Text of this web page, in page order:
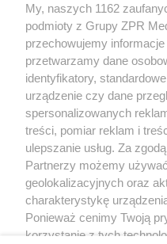
Żaden utwór zamieszczony w
rozpowszechniany lub dalej
tym także elektroniczny lub
eksploatacji w jakiejkolwiek
bez pisemnej zgody właściciela
wykorzystanie utworów w całości
bez właściwej zgody, jest
prawnie.
My, naszych 1162
podmioty z Grupy ZPR
przechowujemy
przetwarzamy dane
identyfikatory,
urządzenie czy dane
spersonalizowanych
treści, pomiar reklam i
ulepszanie usług. Za
Partnerzy możemy
geolokalizacyjnych oraz
charakterystykę
Ponieważ cenimy Twoją
korzystanie z tych